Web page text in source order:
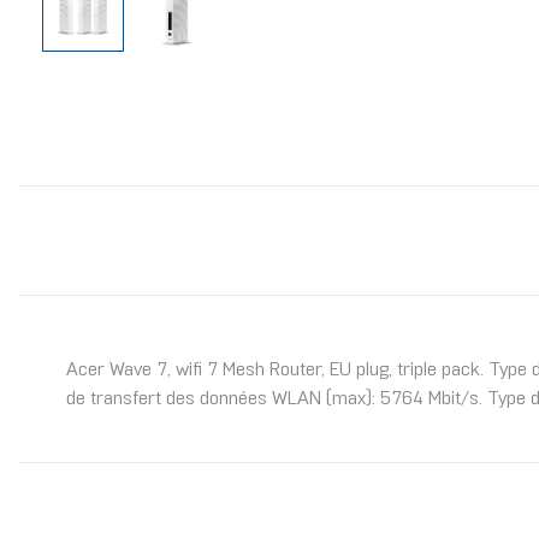
Acer Wave 7, wifi 7 Mesh Router, EU plug, triple pack.
de transfert des données WLAN (max): 5764 Mbit/s. Type